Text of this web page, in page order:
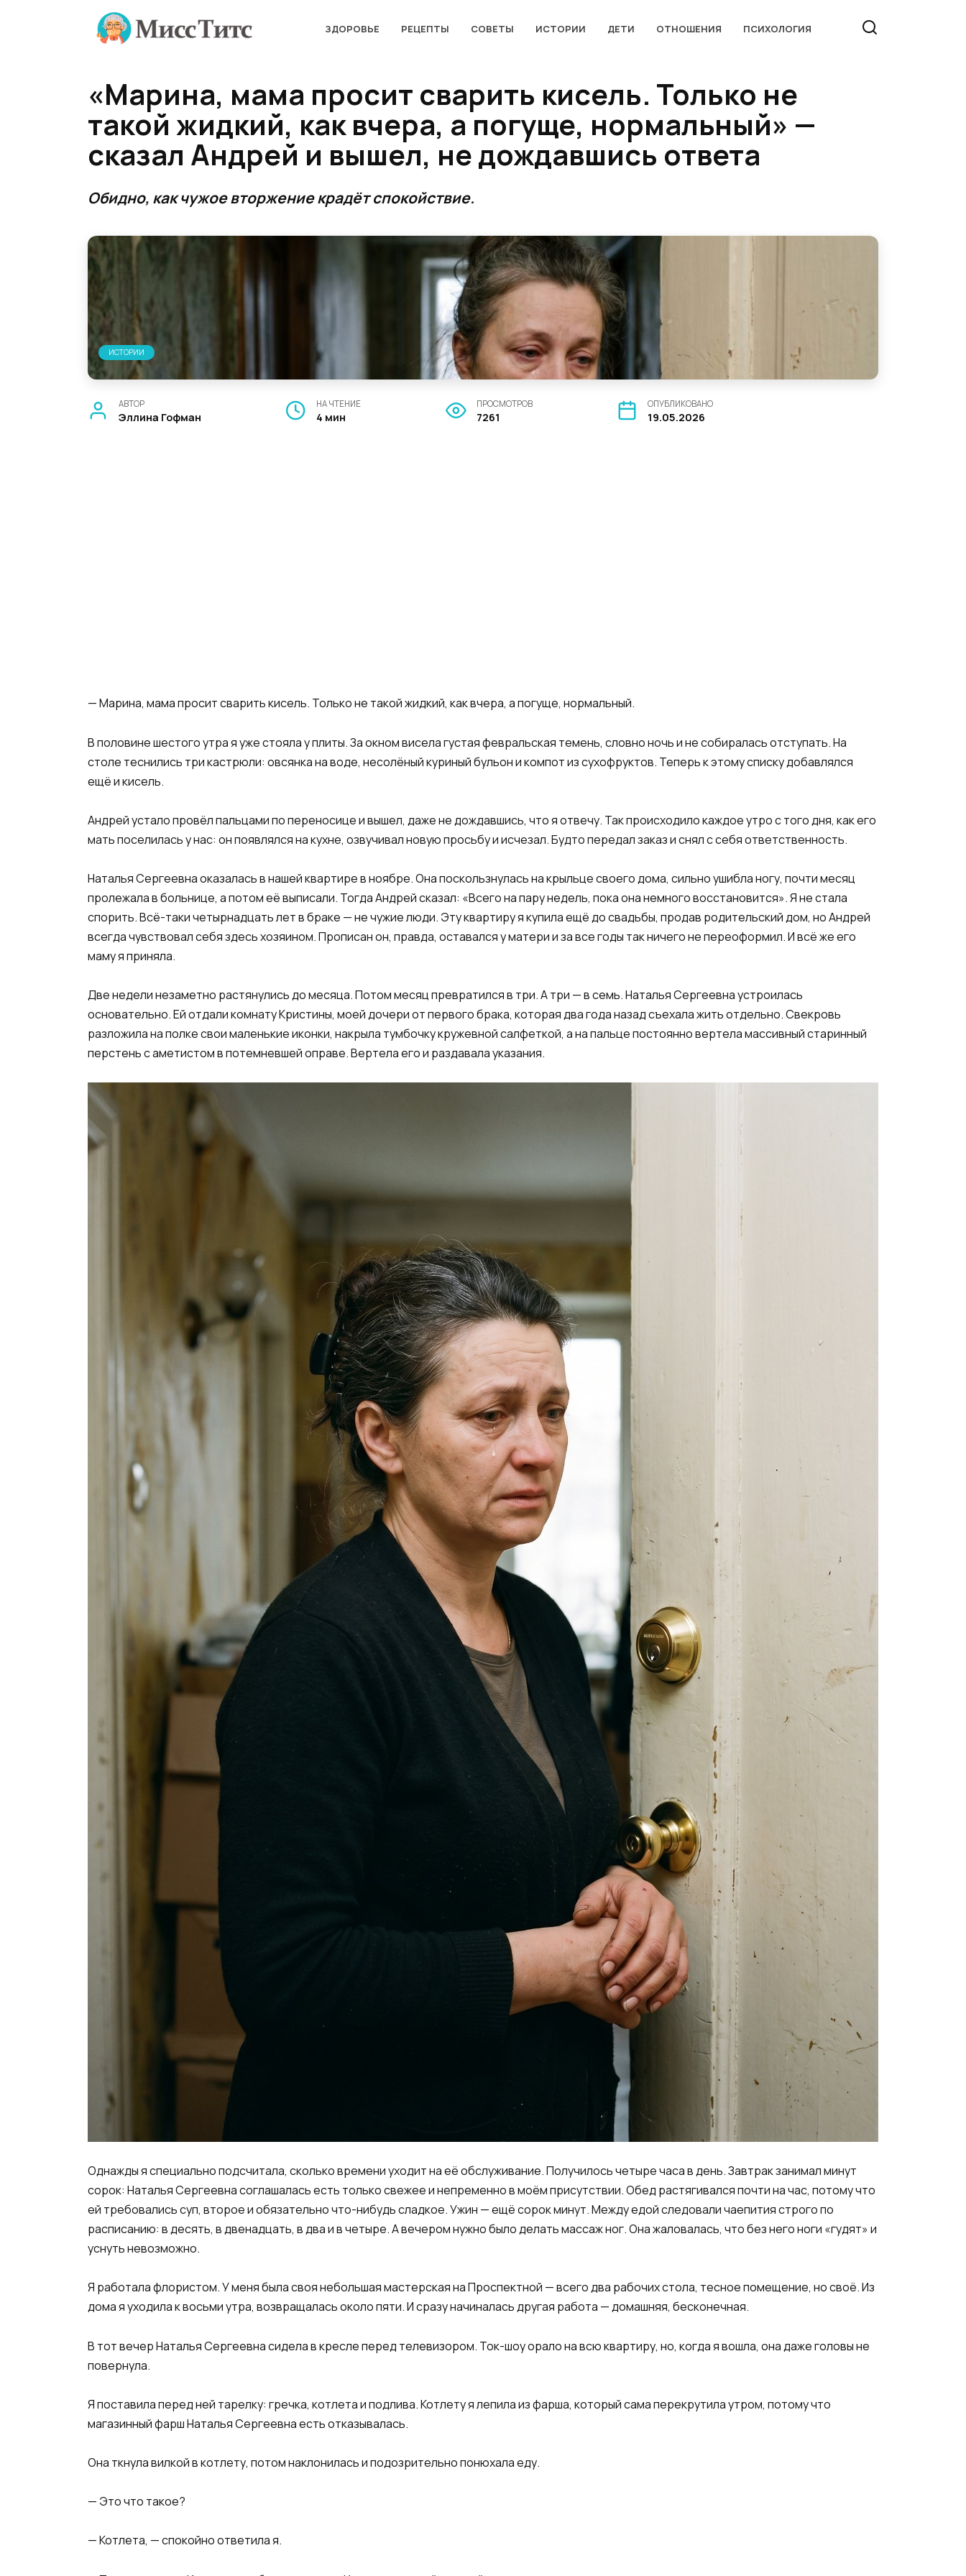
ЗДОРОВЬЕ РЕЦЕПТЫ СОВЕТЫ ИСТОРИИ ДЕТИ ОТНОШЕНИЯ ПСИХОЛОГИЯ
«Марина, мама просит сварить кисель. Только не
такой жидкий, как вчера, а погуще, нормальный» —
сказал Андрей и вышел, не дождавшись ответа
Обидно, как чужое вторжение крадёт спокойствие.
ИСТОРИИ
АВТОР
Эллина Гофман
НА ЧТЕНИЕ
4 мин
ПРОСМОТРОВ
7261
ОПУБЛИКОВАНО
19.05.2026
— Марина, мама просит сварить кисель. Только не такой жидкий, как вчера, а погуще, нормальный.
В половине шестого утра я уже стояла у плиты. За окном висела густая февральская темень, словно ночь и не собиралась отступать. На
столе теснились три кастрюли: овсянка на воде, несолёный куриный бульон и компот из сухофруктов. Теперь к этому списку добавлялся
ещё и кисель.
Андрей устало провёл пальцами по переносице и вышел, даже не дождавшись, что я отвечу. Так происходило каждое утро с того дня, как его
мать поселилась у нас: он появлялся на кухне, озвучивал новую просьбу и исчезал. Будто передал заказ и снял с себя ответственность.
Наталья Сергеевна оказалась в нашей квартире в ноябре. Она поскользнулась на крыльце своего дома, сильно ушибла ногу, почти месяц
пролежала в больнице, а потом её выписали. Тогда Андрей сказал: «Всего на пару недель, пока она немного восстановится». Я не стала
спорить. Всё-таки четырнадцать лет в браке — не чужие люди. Эту квартиру я купила ещё до свадьбы, продав родительский дом, но Андрей
всегда чувствовал себя здесь хозяином. Прописан он, правда, оставался у матери и за все годы так ничего не переоформил. И всё же его
маму я приняла.
Две недели незаметно растянулись до месяца. Потом месяц превратился в три. А три — в семь. Наталья Сергеевна устроилась
основательно. Ей отдали комнату Кристины, моей дочери от первого брака, которая два года назад съехала жить отдельно. Свекровь
разложила на полке свои маленькие иконки, накрыла тумбочку кружевной салфеткой, а на пальце постоянно вертела массивный старинный
перстень с аметистом в потемневшей оправе. Вертела его и раздавала указания.
Однажды я специально подсчитала, сколько времени уходит на её обслуживание. Получилось четыре часа в день. Завтрак занимал минут
сорок: Наталья Сергеевна соглашалась есть только свежее и непременно в моём присутствии. Обед растягивался почти на час, потому что
ей требовались суп, второе и обязательно что-нибудь сладкое. Ужин — ещё сорок минут. Между едой следовали чаепития строго по
расписанию: в десять, в двенадцать, в два и в четыре. А вечером нужно было делать массаж ног. Она жаловалась, что без него ноги «гудят» и
уснуть невозможно.
Я работала флористом. У меня была своя небольшая мастерская на Проспектной — всего два рабочих стола, тесное помещение, но своё. Из
дома я уходила к восьми утра, возвращалась около пяти. И сразу начиналась другая работа — домашняя, бесконечная.
В тот вечер Наталья Сергеевна сидела в кресле перед телевизором. Ток-шоу орало на всю квартиру, но, когда я вошла, она даже головы не
повернула.
Я поставила перед ней тарелку: гречка, котлета и подлива. Котлету я лепила из фарша, который сама перекрутила утром, потому что
магазинный фарш Наталья Сергеевна есть отказывалась.
Она ткнула вилкой в котлету, потом наклонилась и подозрительно понюхала еду.
— Это что такое?
— Котлета, — спокойно ответила я.